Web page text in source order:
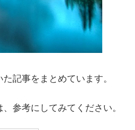
記事をまとめています。
参考にしてみてください。